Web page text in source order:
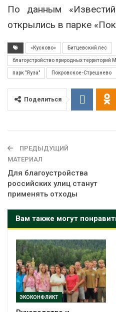
По данным
открылись в парке
«Кусково» Битцевский лес
благоустройство природных территорий
парк "Яуза" Покровское-Стрешнево
Поделиться
ПРЕДЫДУЩИЙ
МАТЕРИАЛ
Для благоустройства
российских улиц станут
применять отходы
Вам также могут
ЭКОКОНФЛИКТ